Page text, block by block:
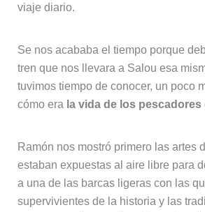
viaje diario.
Se nos acababa el tiempo porque
tren que nos llevara a Salou esa
tuvimos tiempo de conocer, un poco
cómo era la vida de los
Ramón nos mostró primero las artes
estaban expuestas al aire libre para
a una de las barcas ligeras con las
supervivientes de la historia y las